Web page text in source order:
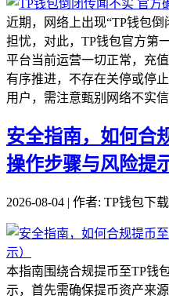
近期，网络上出现“TP钱包
担忧，对此，TP钱包官方第
平台当前运营一切正常，充
有序推进，不存在关停或停
用户，需注意甄别网络不实
安全指南，如何合
操作步骤与风险提
2026-08-04 | 作者: TP钱包下
本指南围绕合规提币至TP钱
示，首先需确保提币资产来